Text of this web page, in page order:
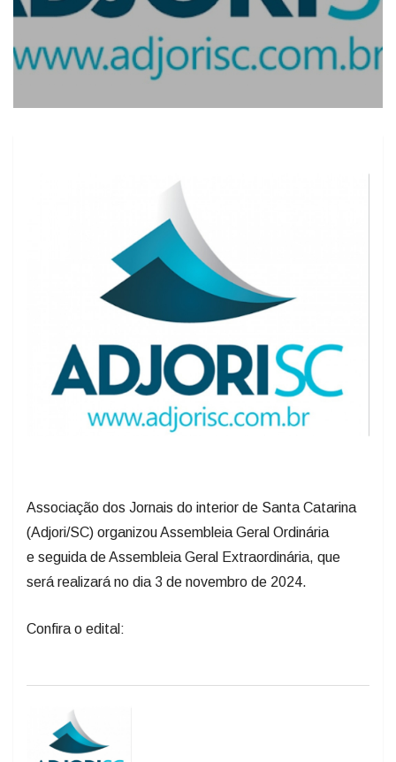
Associação dos Jornais do interior de Santa Catarina
(Adjori/SC) organizou Assembleia Geral Ordinária
e seguida de Assembleia Geral Extraordinária, que
será realizará no dia 3 de novembro de 2024.
Confira o edital: